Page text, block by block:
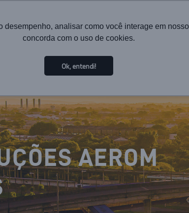
analisar como você interage em
concorda com o uso de cookies.
Ok, entendi!
INSTITUCIONAL TECNOLOGIA
AEROM